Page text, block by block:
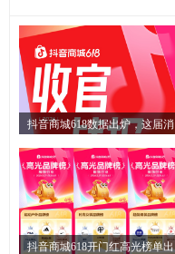
抖音商城618数据出炉，这届消
抖音商城618开门红高光榜单出